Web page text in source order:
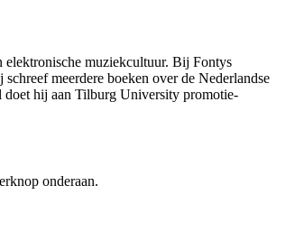
elektronische muziekcultuur. Bij Fontys
meerdere boeken over de Nederlandse
doet hij aan Tilburg University promotie-
onderaan.